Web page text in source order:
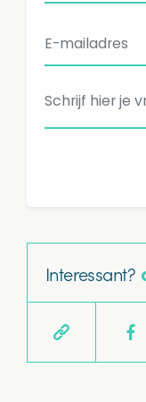
E-mailadres
Eventuele
Interessant?